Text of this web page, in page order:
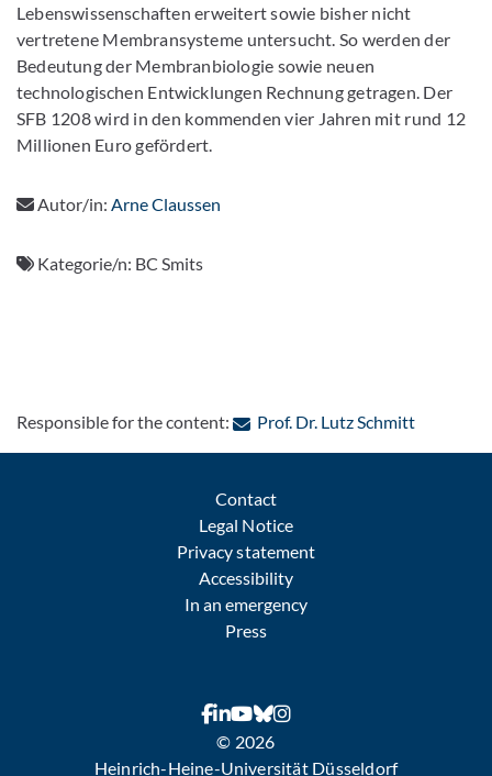
Lebenswissenschaften erweitert sowie bisher nicht
vertretene Membransysteme untersucht. So werden der
Bedeutung der Membranbiologie sowie neuen
technologischen Entwicklungen Rechnung getragen. Der
SFB 1208 wird in den kommenden vier Jahren mit rund 12
Millionen Euro gefördert.
Autor/in: Arne Claussen
Kategorie/n: BC Smits
Responsible for the content: Prof. Dr. Lutz Schmitt: Contact
Contact
Legal Notice
Privacy statement
Accessibility
In an emergency
Press
© 2026
Heinrich-Heine-Universität Düsseldorf